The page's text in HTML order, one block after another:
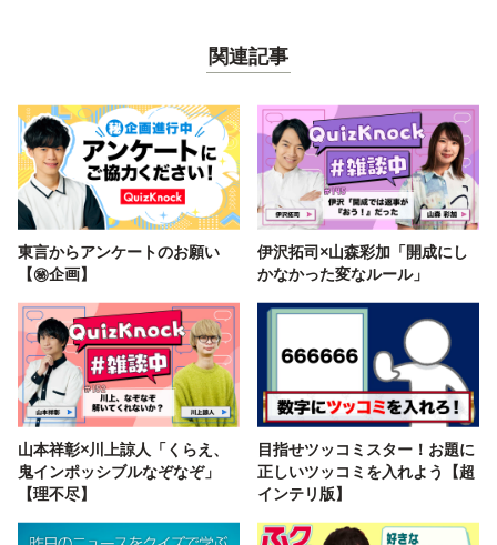
関連記事
東言からアンケートのお願い
【㊙️企画】
伊沢拓司×山森彩加「開成にし
かなかった変なルール」
山本祥彰×川上諒人「くらえ、
鬼インポッシブルなぞなぞ」
【理不尽】
目指せツッコミスター！お題に
正しいツッコミを入れよう【超
インテリ版】